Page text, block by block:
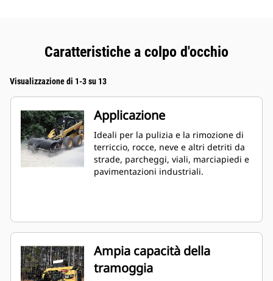
Caratteristiche a colpo d'occhio
Visualizzazione di 1-3 su 13
Applicazione
Ideali per la pulizia e la rimozione di
terriccio, rocce, neve e altri detriti da
strade, parcheggi, viali, marciapiedi e
pavimentazioni industriali.
Ampia capacità della
tramoggia